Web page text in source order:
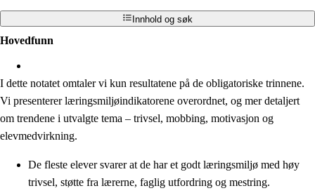
Innhold og søk
Hovedfunn
I dette notatet omtaler vi kun resultatene på de obligatoriske trinnene.
Vi presenterer læringsmiljøindikatorene overordnet, og mer detaljert
om trendene i utvalgte tema – trivsel, mobbing, motivasjon og
elevmedvirkning.
De fleste elever svarer at de har et godt læringsmiljø med høy
trivsel, støtte fra lærerne, faglig utfordring og mestring.